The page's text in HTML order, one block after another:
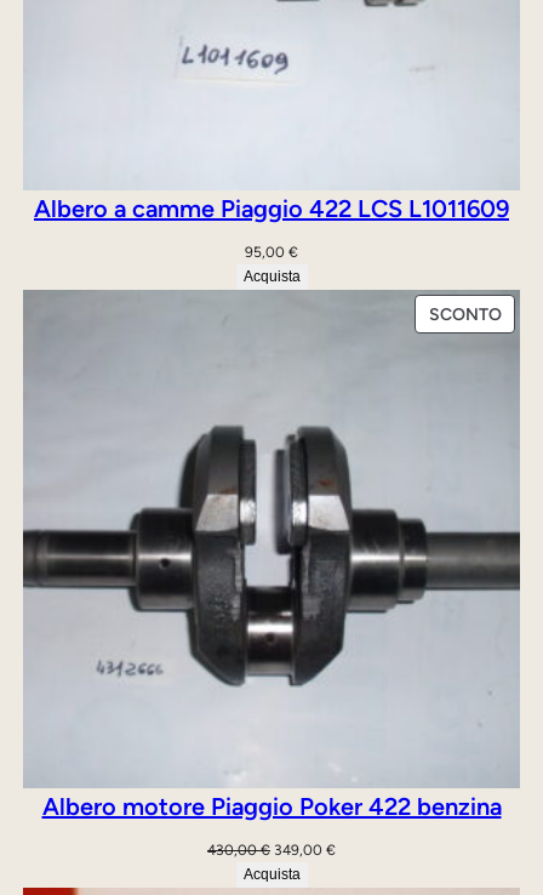
Albero a camme Piaggio 422 LCS L1011609
95,00 €
Acquista
SCONTO
Albero motore Piaggio Poker 422 benzina
430,00€ Il
prezzo
349,00 €Il
Acquista